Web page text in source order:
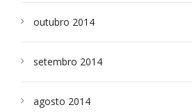
outubro 2014
setembro 2014
agosto 2014